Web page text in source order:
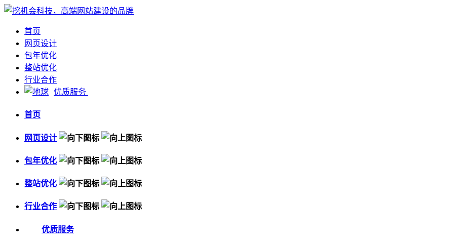
首页
网页设计
包年优化
整站优化
行业合作
优质服务
首页
网页设计
包年优化
整站优化
行业合作
优质服务